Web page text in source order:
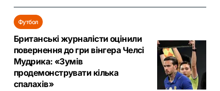
Футбол
Британські журналісти оцінили
повернення до гри вінгера Челсі
Мудрика: «Зумів
продемонструвати кілька
спалахів»